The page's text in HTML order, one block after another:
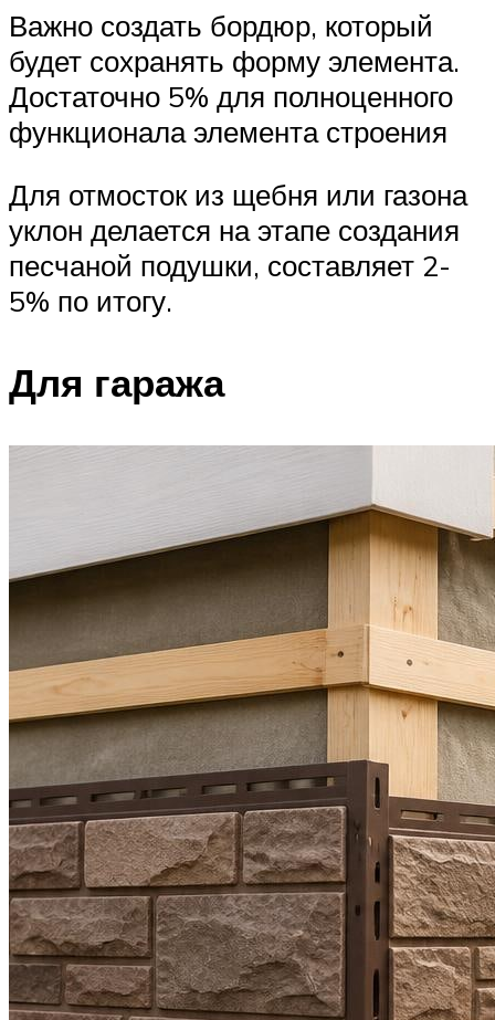
Важно создать бордюр, который
будет сохранять форму элемента.
Достаточно 5% для полноценного
функционала элемента строения
Для отмосток из щебня или газона
уклон делается на этапе создания
песчаной подушки, составляет 2-
5% по итогу.
Для гаража